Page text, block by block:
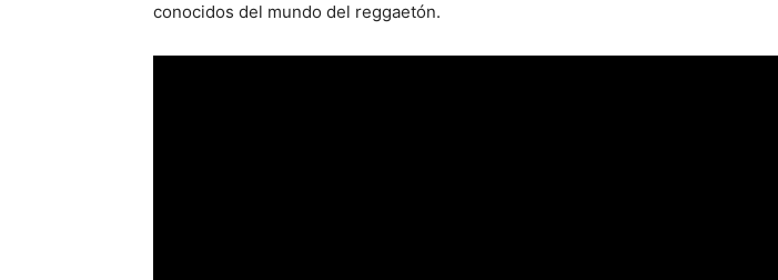
conocidos del mundo del reggaetón.